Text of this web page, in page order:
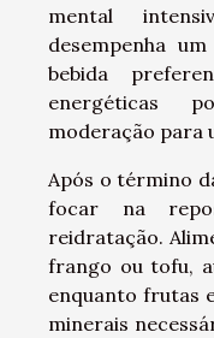
mental
desempenha
bebida
energéticas
moderação para
Após o término
focar na
reidratação.
frango ou tofu,
enquanto frutas
minerais